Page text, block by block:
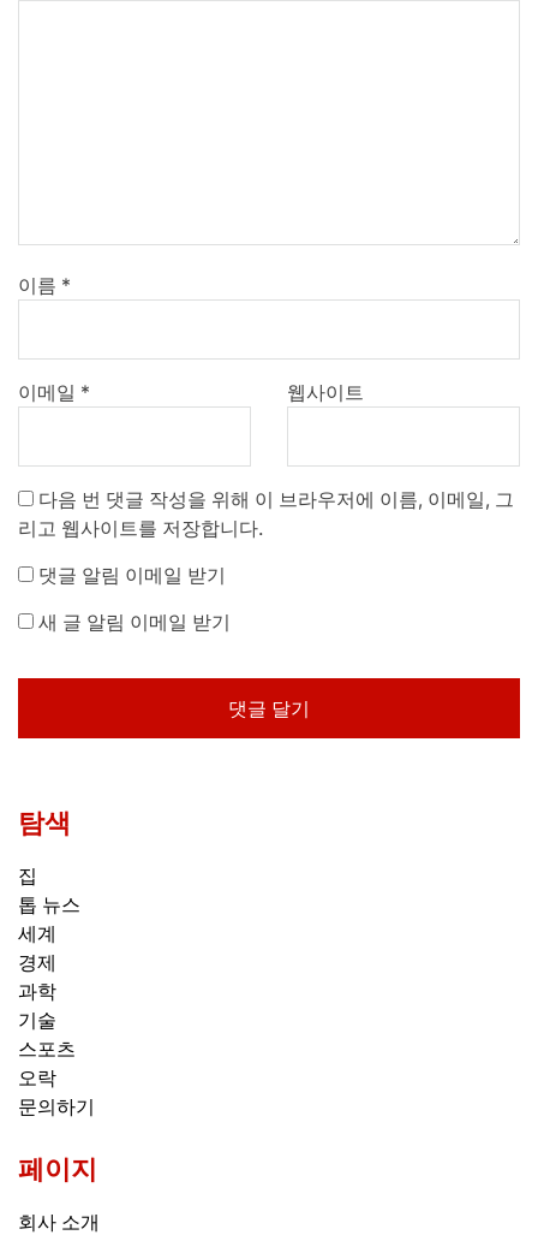
이름 *
이메일 * 웹사이트
다음 번 댓글 작성을 위해 이 브라우저에 이름, 이메일, 그
리고 웹사이트를 저장합니다.
댓글 알림 이메일 받기
새 글 알림 이메일 받기
탐색
집
톱 뉴스
세계
경제
과학
기술
스포츠
오락
문의하기
페이지
회사 소개